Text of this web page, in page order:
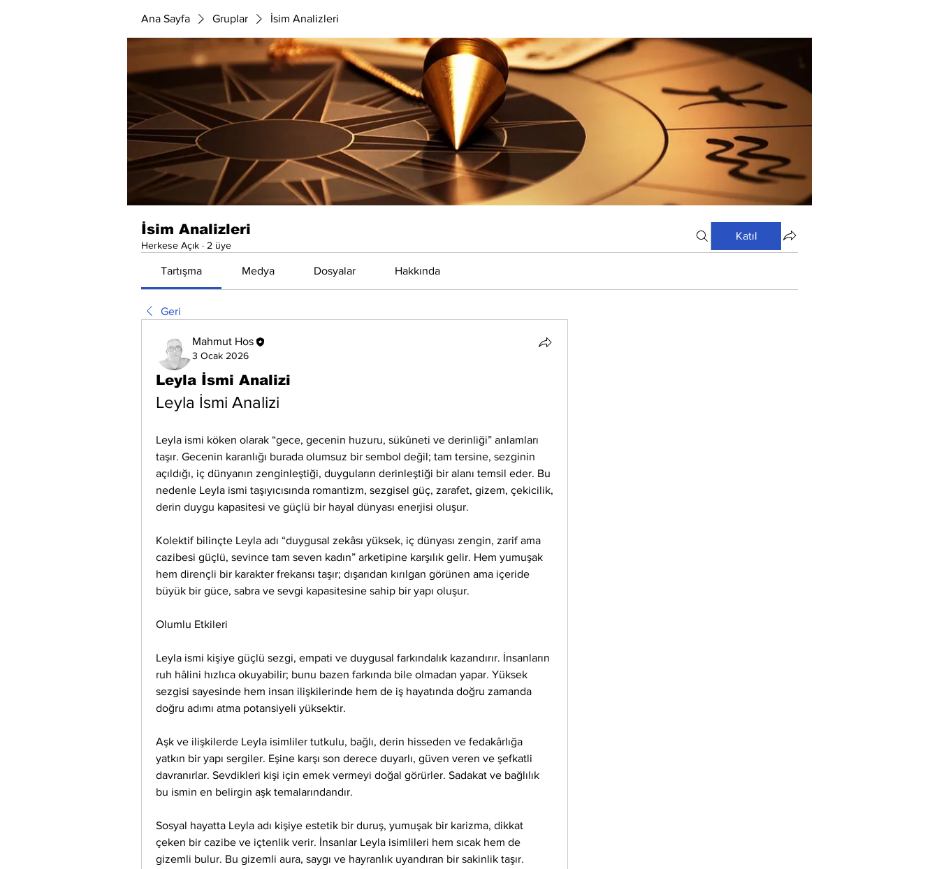
Ana Sayfa Gruplar İsim Analizleri
İsim Analizleri
Herkese Açık · 2 üye
Katıl
Tartışma Medya Dosyalar Hakkında
Geri
Mahmut Hos
3 Ocak 2026
Leyla İsmi Analizi
Leyla İsmi Analizi
Leyla ismi köken olarak “gece, gecenin huzuru, sükûneti ve derinliği” anlamları
taşır. Gecenin karanlığı burada olumsuz bir sembol değil; tam tersine, sezginin
açıldığı, iç dünyanın zenginleştiği, duyguların derinleştiği bir alanı temsil eder. Bu
nedenle Leyla ismi taşıyıcısında romantizm, sezgisel güç, zarafet, gizem, çekicilik,
derin duygu kapasitesi ve güçlü bir hayal dünyası enerjisi oluşur.
Kolektif bilinçte Leyla adı “duygusal zekâsı yüksek, iç dünyası zengin, zarif ama
cazibesi güçlü, sevince tam seven kadın” arketipine karşılık gelir. Hem yumuşak
hem dirençli bir karakter frekansı taşır; dışarıdan kırılgan görünen ama içeride
büyük bir güce, sabra ve sevgi kapasitesine sahip bir yapı oluşur.
Olumlu Etkileri
Leyla ismi kişiye güçlü sezgi, empati ve duygusal farkındalık kazandırır. İnsanların
ruh hâlini hızlıca okuyabilir; bunu bazen farkında bile olmadan yapar. Yüksek
sezgisi sayesinde hem insan ilişkilerinde hem de iş hayatında doğru zamanda
doğru adımı atma potansiyeli yüksektir.
Aşk ve ilişkilerde Leyla isimliler tutkulu, bağlı, derin hisseden ve fedakârlığa
yatkın bir yapı sergiler. Eşine karşı son derece duyarlı, güven veren ve şefkatli
davranırlar. Sevdikleri kişi için emek vermeyi doğal görürler. Sadakat ve bağlılık
bu ismin en belirgin aşk temalarındandır.
Sosyal hayatta Leyla adı kişiye estetik bir duruş, yumuşak bir karizma, dikkat
çeken bir cazibe ve içtenlik verir. İnsanlar Leyla isimlileri hem sıcak hem de
gizemli bulur. Bu gizemli aura, saygı ve hayranlık uyandıran bir sakinlik taşır.